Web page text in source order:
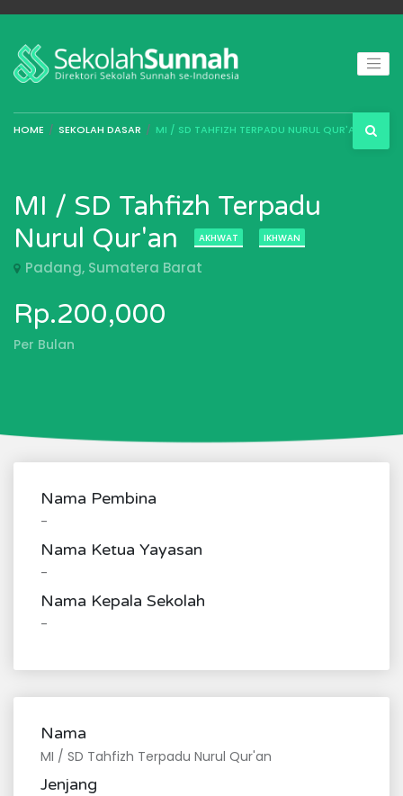
HOME SEKOLAH DASAR MI / SD TAHFIZH TERPADU NURUL QUR'AN
MI / SD Tahfizh Terpadu
Nurul Qur'an
AKHWAT IKHWAN
Padang, Sumatera Barat
Rp.200,000
Per Bulan
Nama Pembina
-
Nama Ketua Yayasan
-
Nama Kepala Sekolah
-
Nama
MI / SD Tahfizh Terpadu Nurul Qur'an
Jenjang